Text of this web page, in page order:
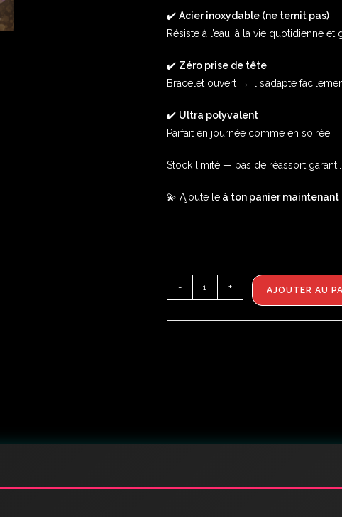
✔️ Acier inoxydable (ne ternit pas)
Résiste à l’eau, à la vie quotidienne
✔️ Zéro prise de tête
Bracelet ouvert → il s’adapte
✔️ Ultra polyvalent
Parfait en journée comme en soirée.
Stock limité — pas de réassort garanti.
💫 Ajoute leà ton panier maintenant
- + AJOUTER AU